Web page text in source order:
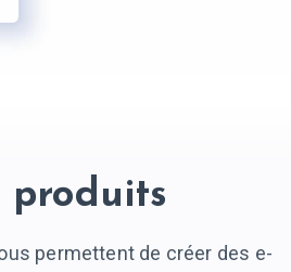
produits
permettent de créer des e-